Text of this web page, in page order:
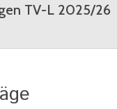
TV-L 2025/26